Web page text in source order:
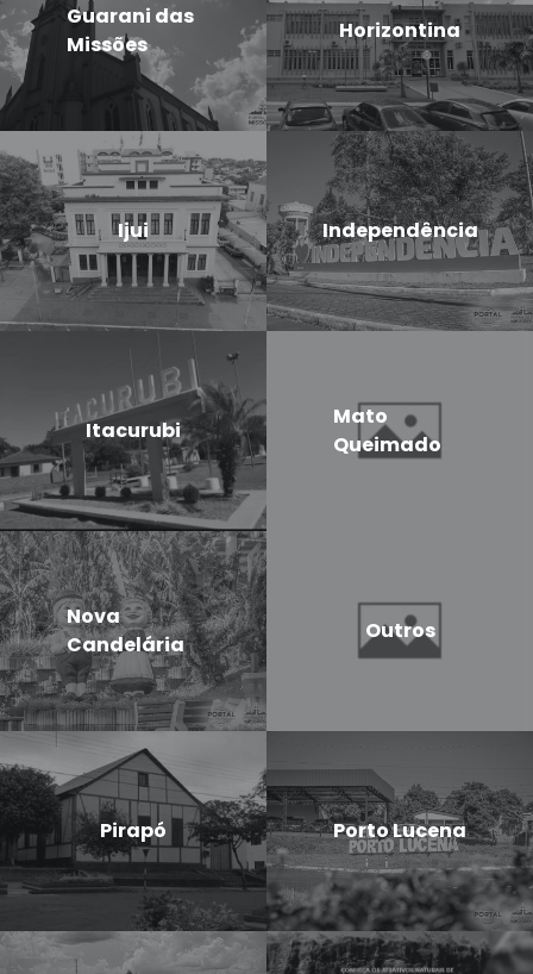
Guarani das
Missões
Horizontina
Ijui Independência
Itacurubi
Mato
Queimado
Nova
Candelária
Outros
Pirapó Porto Lucena